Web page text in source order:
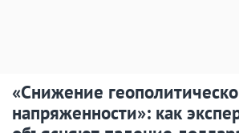
«Снижение
напряженности»: как